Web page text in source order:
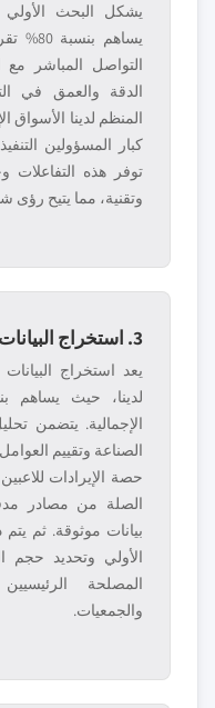
يشكل البحث الأولي
يساهم
التواصل المباشر
الدقة والعمق في
المنظم لدينا الأسواق
كبار المسؤولين
توفر هذه التفاعلات
وتقنية، مما يتيح
3. استخراج البيانات وتحليل السوق
يعد استخراج
الإجمالية. يتضمن
الصناعة وتقييم
حصة الإيرادات
الصلة من مصادر
بيانات موثوقة. ثم
الأولي وتحديد
المصلحة
والجمعيات.